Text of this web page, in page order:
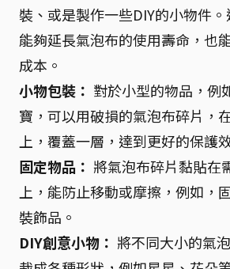
裝、或是製作一些DIY的小物件
能夠延長氣泡布的使用壽命，也
成本。
小物包裝： 對於小型的物品，例
寶，可以用破損的氣泡布碎片，
上，覆蓋一層，達到更好的保護
固定物品： 將氣泡布碎片黏貼在
上，能防止移動或摩擦，例如，
裝飾品。
DIY創意小物： 將不同大小的氣